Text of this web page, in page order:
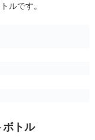
ルです。
ボトル